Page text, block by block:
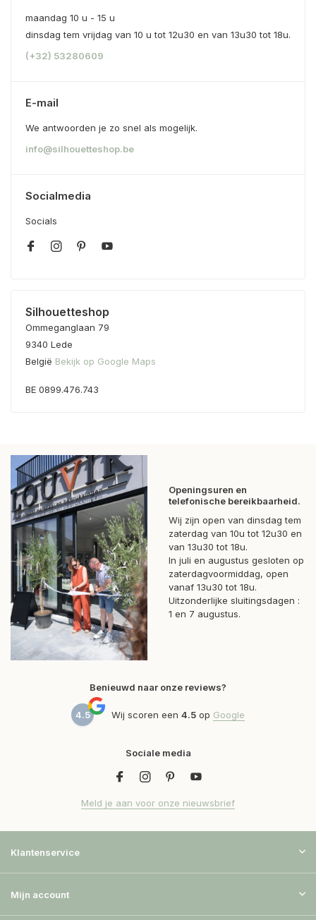
maandag 10 u - 15 u
dinsdag tem vrijdag van 10 u tot 12u30 en van 13u30 tot 18u.
(+32) 53280609
E-mail
We antwoorden je zo snel als mogelijk.
info@silhouetteshop.be
Socialmedia
Socials
Silhouetteshop
Ommeganglaan 79
9340 Lede
België Bekijk op Google Maps
BE 0899.476.743
Openingsuren en
telefonische bereikbaarheid.
Wij zijn open van dinsdag tem
zaterdag van 10u tot 12u30 en
van 13u30 tot 18u.
In juli en augustus gesloten op
zaterdagvoormiddag, open
vanaf 13u30 tot 18u.
Uitzonderlijke sluitingsdagen :
1 en 7 augustus.
Benieuwd naar onze reviews?
4.5 Wij scoren een 4.5 op Google
Sociale media
Meld je aan voor onze nieuwsbrief
Klantenservice
Mijn account